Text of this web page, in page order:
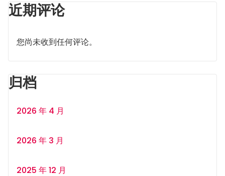
近期评论
您尚未收到任何评论。
归档
2026 年 4 月
2026 年 3 月
2025 年 12 月